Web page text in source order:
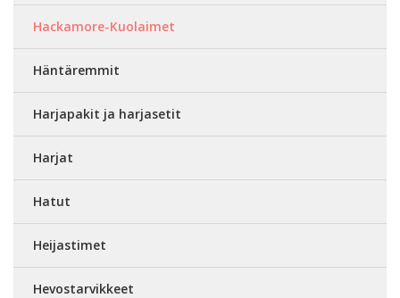
Hackamore-Kuolaimet
Häntäremmit
Harjapakit ja harjasetit
Harjat
Hatut
Heijastimet
Hevostarvikkeet